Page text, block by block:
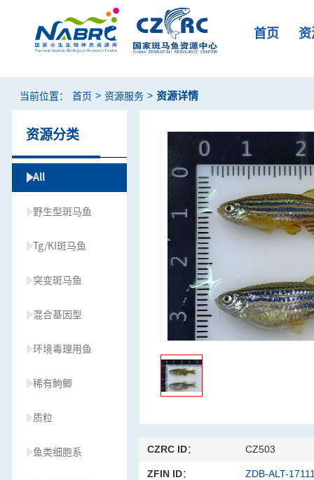
首页
当前位置： 首页 > 资源服务 > 资源详情
资源分类
All
野生型斑马鱼
Tg/KI斑马鱼
突变斑马鱼
混合基因型
环境毒理用鱼
稀有鮈鲫
质粒
鱼类细胞系 CZRC ID： CZ503
ZFIN ID： ZDB-ALT-